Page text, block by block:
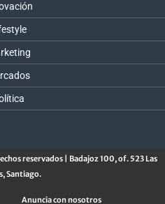
reservados | Badajoz 100, of. 523 Las
Santiago.
Anuncia con nosotros